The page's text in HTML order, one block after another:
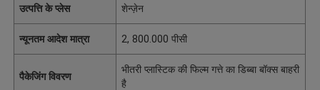
उत्पत्ति के प्लेस शेन्ज़ेन
न्यूनतम आदेश मात्रा 2, 800.000 पीसी
पैकेजिंग विवरण
भीतरी प्लास्टिक की फिल्म गत्ते का डिब्बा बॉक्स बाहरी
है